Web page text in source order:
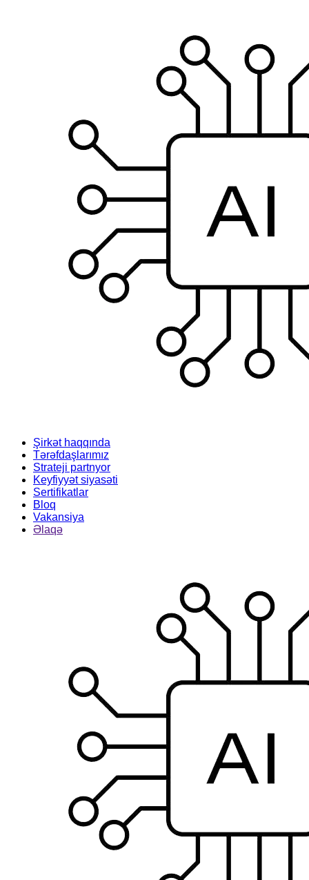
Şirkət haqqında
Tərəfdaşlarımız
Strateji partnyor
Keyfiyyət siyasəti
Sertifikatlar
Bloq
Vakansiya
Əlaqə